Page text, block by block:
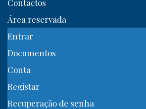
Contactos
Área reservada
Entrar
Documentos
Conta
Registar
Recuperação de senha